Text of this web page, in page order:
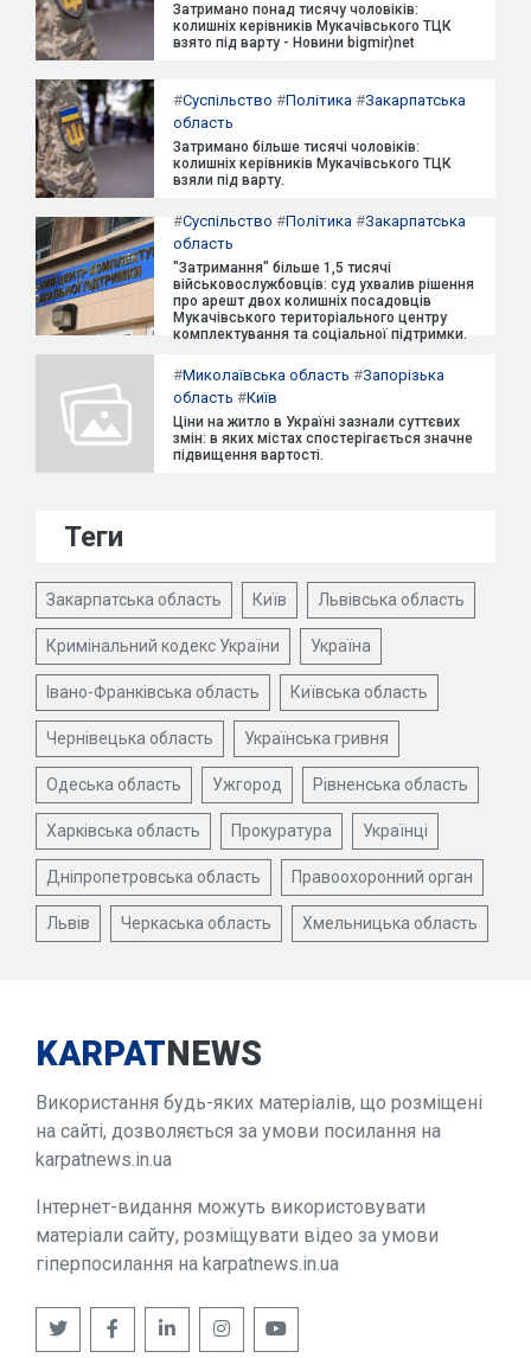
Затримано понад тисячу чоловіків:
колишніх керівників Мукачівського ТЦК
взято під варту - Новини bigmir)net
#Суспільство #Політика #Закарпатська
область
Затримано більше тисячі чоловіків:
колишніх керівників Мукачівського ТЦК
взяли під варту.
#Суспільство #Політика #Закарпатська
область
"Затримання" більше 1,5 тисячі
військовослужбовців: суд ухвалив рішення
про арешт двох колишніх посадовців
Мукачівського територіального центру
комплектування та соціальної підтримки.
#Миколаївська область #Запорізька
область #Київ
Ціни на житло в Україні зазнали суттєвих
змін: в яких містах спостерігається значне
підвищення вартості.
Теги
Закарпатська область Київ Львівська область
Кримінальний кодекс України Україна
Івано-Франківська область Київська область
Чернівецька область Українська гривня
Одеська область Ужгород Рівненська область
Харківська область Прокуратура Українці
Дніпропетровська область Правоохоронний орган
Львів Черкаська область Хмельницька область
KARPATNEWS
Використання будь-яких матеріалів, що розміщені
на сайті, дозволяється за умови посилання на
karpatnews.in.ua
Інтернет-видання можуть використовувати
матеріали сайту, розміщувати відео за умови
гіперпосилання на karpatnews.in.ua